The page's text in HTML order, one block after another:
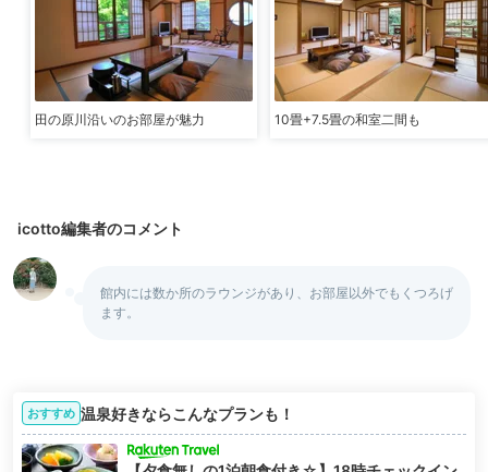
田の原川沿いのお部屋が魅力 10畳+7.5畳の和室二間も
icotto編集者のコメント
館内には数か所のラウンジがあり、お部屋以外でもくつろげ
ます。
おすすめ 温泉好きならこんなプランも！